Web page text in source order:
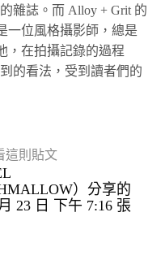
雜誌。而 Alloy + Grit 的
一位風格攝影師，總是
，在拍攝記錄的過程
的看法，受到讀者們的
這則貼文
）分享的
23 日 下午 7:16 張